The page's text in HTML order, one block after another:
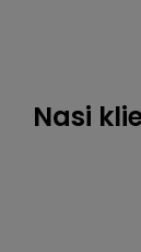
Nasi